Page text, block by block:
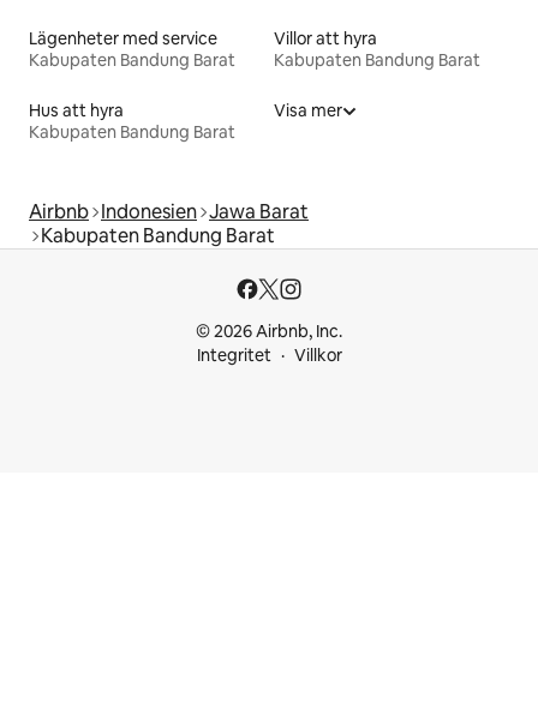
Lägenheter med service
Kabupaten Bandung Barat
Villor att hyra
Kabupaten Bandung Barat
Hus att hyra
Kabupaten Bandung Barat
Visa mer
Airbnb Indonesien Jawa Barat
Kabupaten Bandung Barat
© 2026 Airbnb, Inc.
Integritet
Villkor